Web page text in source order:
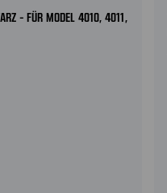
- FÜR MODEL 4010, 4011,